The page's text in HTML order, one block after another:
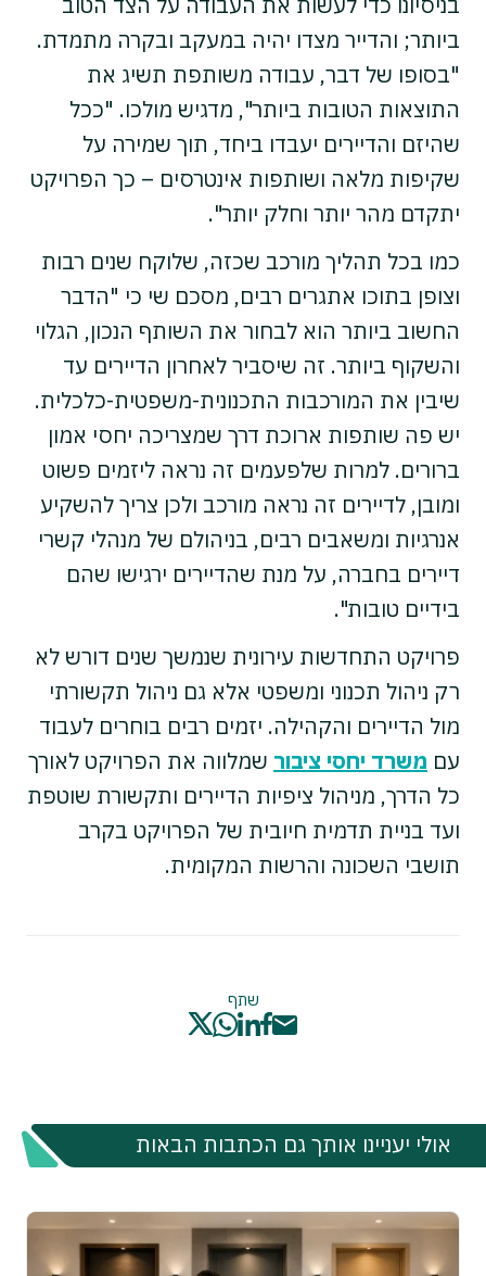
ביותר; והדייר מצדו יהיה במעקב ובקרה מתמדת.
"בסופו של דבר, עבודה משותפת תשיג את
התוצאות הטובות ביותר", מדגיש מולכו. "ככל
שהיזם והדיירים יעבדו ביחד, תוך שמירה על
שקיפות מלאה ושותפות אינטרסים – כך הפרויקט
יתקדם מהר יותר וחלק יותר".
כמו בכל תהליך מורכב שכזה, שלוקח שנים רבות
וצופן בתוכו אתגרים רבים, מסכם שי כי "הדבר
החשוב ביותר הוא לבחור את השותף הנכון, הגלוי
והשקוף ביותר. זה שיסביר לאחרון הדיירים עד
שיבין את המורכבות התכנונית-משפטית-כלכלית.
יש פה שותפות ארוכת דרך שמצריכה יחסי אמון
ברורים. למרות שלפעמים זה נראה ליזמים פשוט
ומובן, לדיירים זה נראה מורכב ולכן צריך להשקיע
אנרגיות ומשאבים רבים, בניהולם של מנהלי קשרי
דיירים בחברה, על מנת שהדיירים ירגישו שהם
בידיים טובות".
פרויקט התחדשות עירונית שנמשך שנים דורש לא
רק ניהול תכנוני ומשפטי אלא גם ניהול תקשורתי
מול הדיירים והקהילה. יזמים רבים בוחרים לעבוד
עם משרד יחסי ציבור שמלווה את הפרויקט לאורך
כל הדרך, מניהול ציפיות הדיירים ותקשורת שוטפת
ועד בניית תדמית חיובית של הפרויקט בקרב
תושבי השכונה והרשות המקומית.
שתף
אולי יעניינו אותך גם הכתבות הבאות